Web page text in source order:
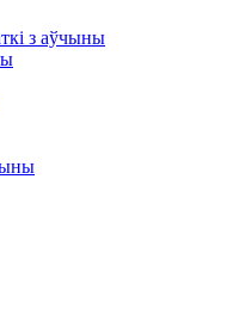
з аўчыны